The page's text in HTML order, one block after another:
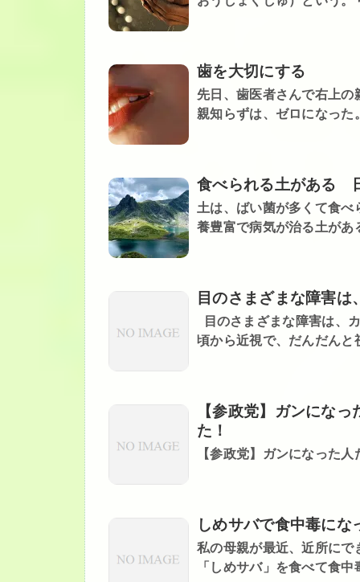
歯を大切にする
先日、歯医者さんで右上の
親知らずは、ゼロになった
食べられる土がある
土は、ばい菌が多くて食
養豊富で病気が治る土があ
目のさまざまな障害
目のさまざまな障害は、
頃から近視で、だんだんと
【参政党】ガンにな
た！
【参政党】ガンになった
しめサバで食中毒にな
私の母親が最近、近所にで
「しめサバ」を食べて食